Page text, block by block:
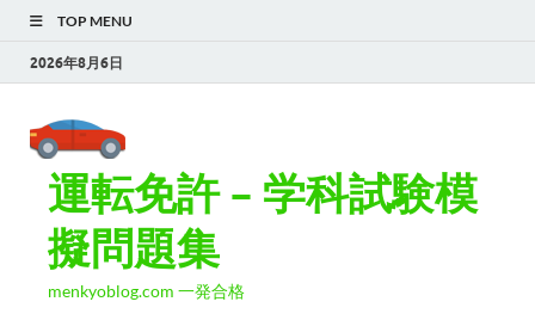
TOP MENU
2026年8月6日
運転免許 – 学科試験模
擬問題集
menkyoblog.com 一発合格